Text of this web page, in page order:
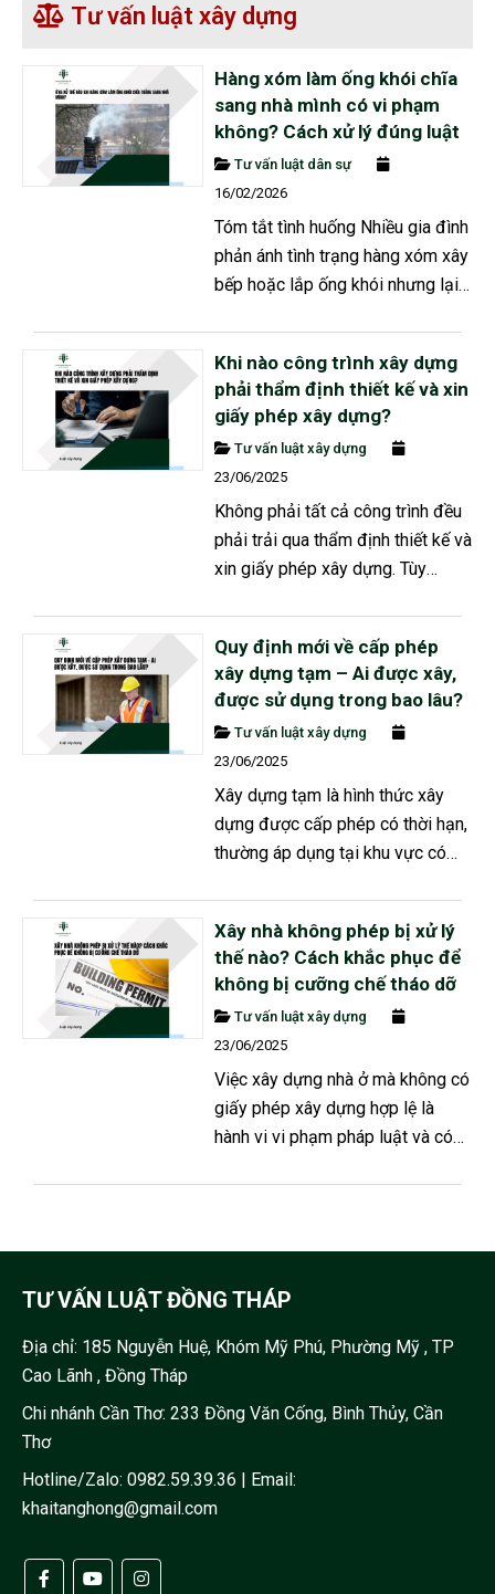
Tư vấn luật xây dựng
Hàng xóm làm ống khói chĩa
sang nhà mình có vi phạm
không? Cách xử lý đúng luật
Tư vấn luật dân sự
16/02/2026
Tóm tắt tình huống Nhiều gia đình
phản ánh tình trạng hàng xóm xây
bếp hoặc lắp ống khói nhưng lại
tiếp vào không gian sinh hoạt. Dù
đã nhắc nhở nhiều lần, bên gây ra
khói vẫn cho rằng họ xây trên đất
của mình nên không vi phạm. Vậy
pháp luật quy định thế nào và...
Khi nào công trình xây dựng
phải thẩm định thiết kế và xin
giấy phép xây dựng?
Tư vấn luật xây dựng
23/06/2025
Không phải tất cả công trình đều
phải trải qua thẩm định thiết kế và
xin giấy phép xây dựng. Tùy
có những quy định rõ ràng về điều
kiện và quy trình thực hiện. 1.
Thẩm định thiết kế là gì? Thẩm
định thiết kế là quá trình cơ quan
có thẩm quyền kiểm tra, đánh
giá...
Quy định mới về cấp phép
xây dựng tạm – Ai được xây,
được sử dụng trong bao lâu?
Tư vấn luật xây dựng
23/06/2025
Xây dựng tạm là hình thức xây
dựng được cấp phép có thời hạn,
thường áp dụng tại khu vực có
được cấp phép xây dựng tạm và
việc sử dụng công trình này cũng
có giới hạn rõ ràng. 1. Thế nào là
xây dựng tạm? Theo Luật Xây
dựng 2014 (sửa đổi 2020), xây
dựng tạm là việc...
Xây nhà không phép bị xử lý
thế nào? Cách khắc phục để
không bị cưỡng chế tháo dỡ
Tư vấn luật xây dựng
23/06/2025
Việc xây dựng nhà ở mà không có
giấy phép xây dựng hợp lệ là
hành vi vi phạm pháp luật và có
hướng khắc phục nếu người dân
trình. 1. Xây nhà không phép là gì?
Xây nhà không phép là hành vi
TƯ VẤN LUẬT ĐỒNG THÁP
Địa chỉ: 185 Nguyễn Huệ, Khóm Mỹ Phú, Phường Mỹ , TP
Cao Lãnh , Đồng Tháp
Chi nhánh Cần Thơ: 233 Đồng Văn Cống, Bình Thủy, Cần
Thơ
Hotline/Zalo: 0982.59.39.36 | Email:
khaitanghong@gmail.com